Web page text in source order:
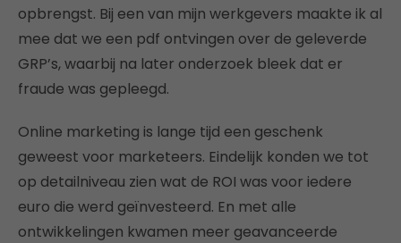
opbrengst. Bij een van mijn werkgevers maakte ik al
mee dat we een pdf ontvingen over de geleverde
GRP’s, waarbij na later onderzoek bleek dat er
fraude was gepleegd.
Online marketing is lange tijd een geschenk
geweest voor marketeers. Eindelijk konden we tot
op detailniveau zien wat de ROI was voor iedere
euro die werd geïnvesteerd. En met alle
ontwikkelingen kwamen meer geavanceerde